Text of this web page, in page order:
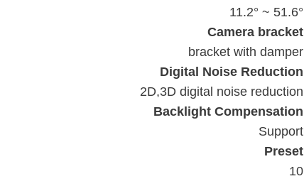
51.6° ~ 11.2°
Camera bracket
bracket with damper
Digital Noise Reduction
2D,3D digital noise reduction
Backlight Compensation
Support
Preset
10